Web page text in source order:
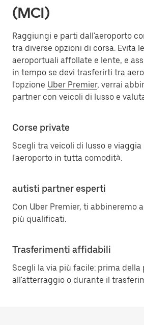
(MCI)
Raggiungi e parti dall'aeroporto
tra diverse opzioni di corsa. Evita
aeroportuali affollate e lente, e
in tempo se devi trasferirti tra
l'opzione Uber Premier, verrai
partner con veicoli di lusso e
Corse private
Scegli tra veicoli di lusso e viaggia
l'aeroporto in tutta comodità.
autisti partner esperti
Con Uber Premier, ti abbineremo
più qualificati.
Trasferimenti affidabili
Scegli la via più facile: prima della
all'atterraggio o durante il